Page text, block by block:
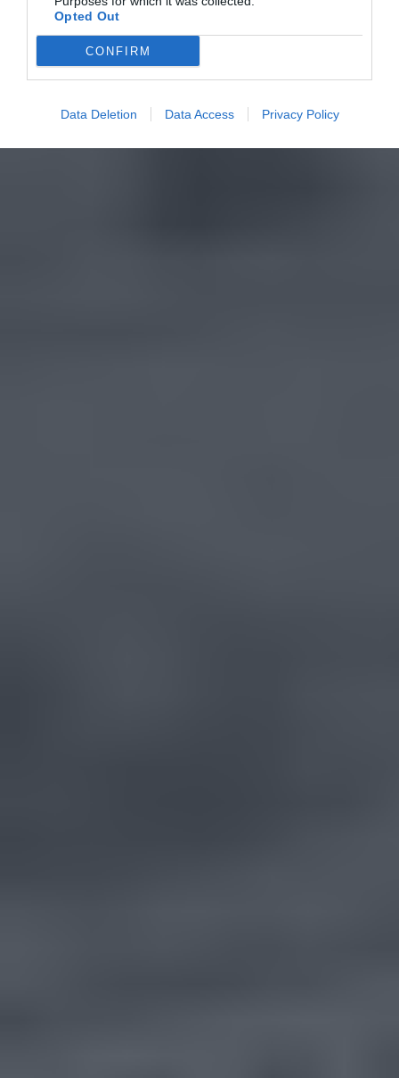
Opted Out
CONFIRM
Data Deletion Data Access Privacy Policy